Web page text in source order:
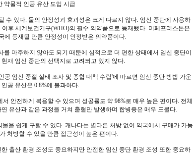
약물적 인공 유산 도입 시급
수 있다. 둘의 안정성과 효과성은 크게 다르지 않다. 임신 중단에 사용하
후 세계보건기구(WHO)의 필수 의약품으로 등재됐다. 미페프리스톤은
에 등재될 만큼 안정성이 인정받은 의약품이다.
마주하지 않아도 되기 때문에 심적으로 더 편한 상태에서 임신 중단이
재 임신 중단의 선택지로 고려되고 있지 않다.
공 임신 중절 실태 조사 및 종합 대책 수립'에 따르면 임신 중단 방법 가운
공 유산은 0.8%에 불과하다.
안전하게 복용할 수 있으며 성공률도 약 98%로 매우 높은 편이다. 전체
유산과 같은 과정을 거쳐 출혈만 발생하며 합병증은 매우 드물다.
을 쉽게 구할 수 있다. 캐나다는 별다른 처방 없이 약국에서 구매가 가능
처방할 수 있을 만큼 접근성이 높은 편이다.
출산 환경 조성도 중요하지만 안전한 임신 중단 환경 조성 또한 중요하